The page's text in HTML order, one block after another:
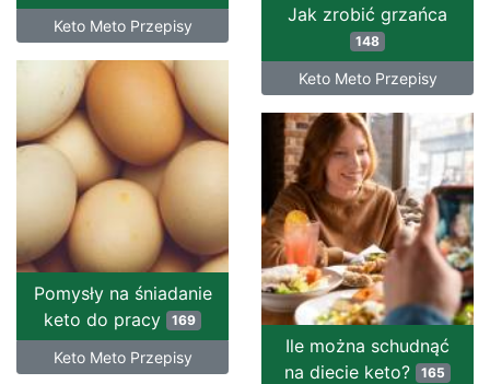
Keto Meto Przepisy
Jak zrobić grzańca
148
Keto Meto Przepisy
Pomysły na śniadanie
keto do pracy 169
Keto Meto Przepisy
Ile można schudnąć
na diecie keto? 165